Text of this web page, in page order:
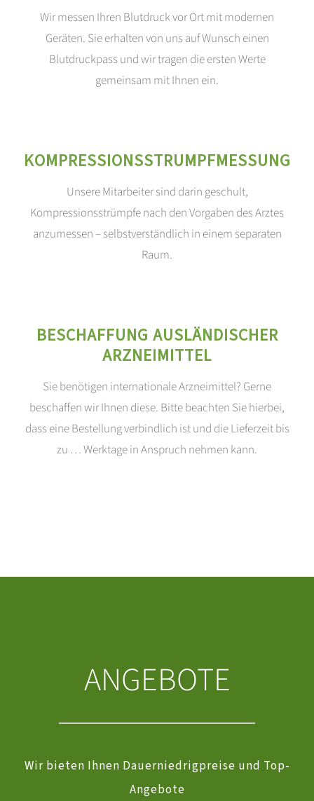
Wir messen Ihren Blutdruck vor Ort mit modernen
Geräten. Sie erhalten von uns auf Wunsch einen
Blutdruckpass und wir tragen die ersten Werte
gemeinsam mit Ihnen ein.
KOMPRESSIONSSTRUMPFMESSUNG
Unsere Mitarbeiter sind darin geschult,
Kompressionsstrümpfe nach den Vorgaben des Arztes
anzumessen – selbstverständlich in einem separaten
Raum.
BESCHAFFUNG AUSLÄNDISCHER
ARZNEIMITTEL
Sie benötigen internationale Arzneimittel? Gerne
beschaffen wir Ihnen diese. Bitte beachten Sie hierbei,
dass eine Bestellung verbindlich ist und die Lieferzeit bis
zu … Werktage in Anspruch nehmen kann.
ANGEBOTE
Wir bieten Ihnen Dauerniedrigpreise und Top-
Angebote